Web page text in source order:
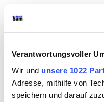
Verantwortungsvoller
Wir und unsere 1022
Adresse, mithilfe von
speichern und darauf
der